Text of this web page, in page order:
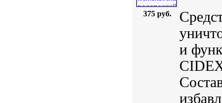
375 руб.
и